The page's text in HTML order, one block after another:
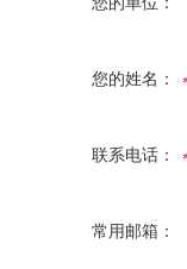
您的姓名：
联系电话：
常用邮箱：